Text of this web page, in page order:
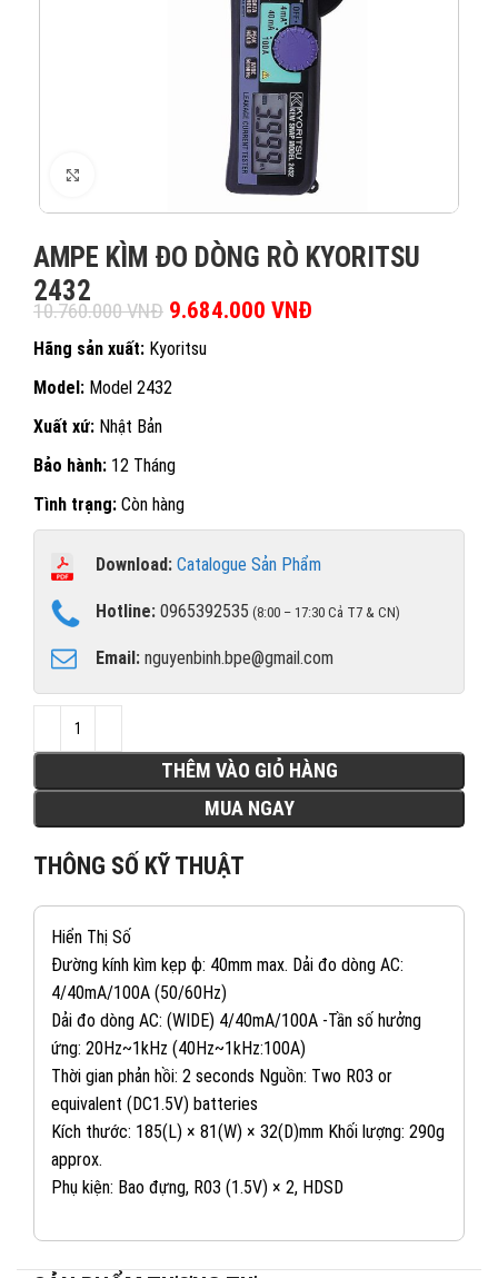
AMPE KÌM ĐO DÒNG RÒ KYORITSU
2432
10.760.000VNĐ Giá gốc là: 10.760.000 VNĐ.
9.684.000 VNĐ
Hãng sản xuất: Kyoritsu
Model: Model 2432
Xuất xứ: Nhật Bản
Bảo hành: 12 Tháng
Tình trạng: Còn hàng
Download: Catalogue Sản Phẩm
Hotline: 0965392535 (8:00 – 17:30 Cả T7 & CN)
Email: nguyenbinh.bpe@gmail.com
THÊM VÀO GIỎ HÀNG
MUA NGAY
THÔNG SỐ KỸ THUẬT
Hiển Thị Số
Đường kính kìm kẹp ф: 40mm max. Dải đo dòng AC:
4/40mA/100A (50/60Hz)
Dải đo dòng AC: (WIDE) 4/40mA/100A -Tần số hưởng
ứng: 20Hz~1kHz (40Hz~1kHz:100A)
Thời gian phản hồi: 2 seconds Nguồn: Two R03 or
equivalent (DC1.5V) batteries
Kích thước: 185(L) × 81(W) × 32(D)mm Khối lượng: 290g
approx.
Phụ kiện: Bao đựng, R03 (1.5V) × 2, HDSD